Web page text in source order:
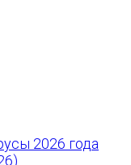
2026 года